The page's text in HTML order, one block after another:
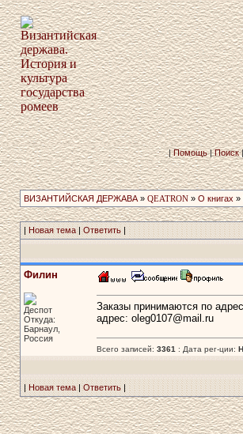
|Помощь|Поиск
ВИЗАНТИЙСКАЯ ДЕРЖАВА» QEATRON» О книгах »
| Новая тема|Ответить|
Филин
Деспот
Откуда:
Барнаул,
Россия
Заказы принимаются по
адрес: oleg0107@mail.ru
Всего записей: 3361 : Дата рег-ции:
| Новая тема|Ответить|